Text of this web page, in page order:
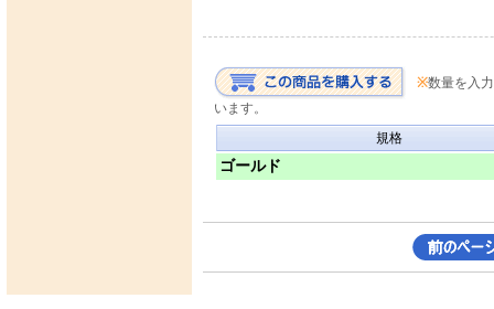
※数量を入
います。
規格
ゴールド